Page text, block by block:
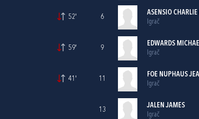
52'
59'
41'
6
ASENSIO
Igrač
9
EDWARDS
Igrač
11
FOE NUPHAUS
Igrač
13
JALEN JAMES
Igrač